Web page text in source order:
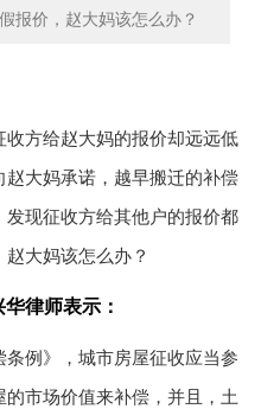
报价，赵大妈该怎么办？
收方给赵大妈的报价却远远低
大妈承诺，越早搬迁的补偿
现征收方给其他户的报价都
大妈该怎么办？
律师表示：
例》，城市房屋征收应当参
市场价值来补偿，并且，土